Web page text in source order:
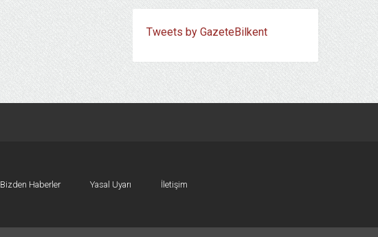
Tweets by GazeteBilkent
Bizden Haberler Yasal Uyarı İletişim